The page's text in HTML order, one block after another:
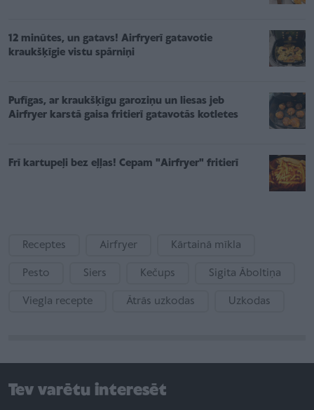
12 minūtes, un gatavs! Airfryerī gatavotie
kraukšķīgie vistu spārniņi
Pufīgas, ar kraukšķīgu garoziņu un liesas jeb
Airfryer karstā gaisa fritierī gatavotās kotletes
Frī kartupeļi bez eļļas! Cepam "Airfryer" fritierī
Receptes Airfryer Kārtainā mīkla
Pesto Siers Kečups Sigita Āboltiņa
Viegla recepte Ātrās uzkodas Uzkodas
Tev varētu interesēt